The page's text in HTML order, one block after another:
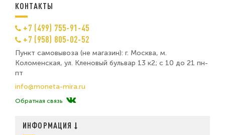
КОНТАКТЫ
+7 (499) 755-91-45
+7 (958) 805-02-52
Пункт самовывоза (не магазин): г. Москва, м.
Коломенская, ул. Кленовый бульвар 13 к2; с 10 до 21 пн-
пт
info@moneta-mira.ru
Обратная связь
ИНФОРМАЦИЯ